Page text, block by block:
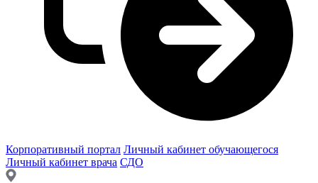
Корпоративный портал Личный кабинет обучающегося
Личный кабинет врача СДО